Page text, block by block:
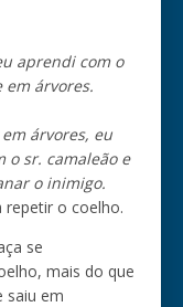
aprendi com o
árvores.
árvores, eu
o sr. camaleão e
o inimigo.
repetir o coelho.
se
mais do que
saiu em